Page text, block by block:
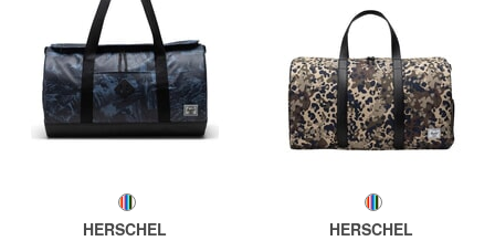
HERSCHEL
HERSCHEL